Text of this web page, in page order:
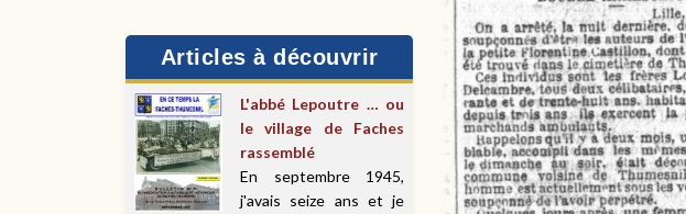
Articles à découvrir
L'abbé Lepoutre … ou
le village de Faches
rassemblé
En septembre 1945,
j'avais seize ans et je